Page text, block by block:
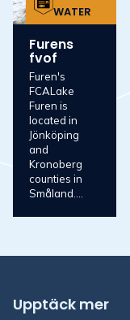
WATER
Furens
fvof
Furen's
FCALake
Furen is
located in
Jönköping
and
Kronoberg
counties in
Småland....
Upptäck mer